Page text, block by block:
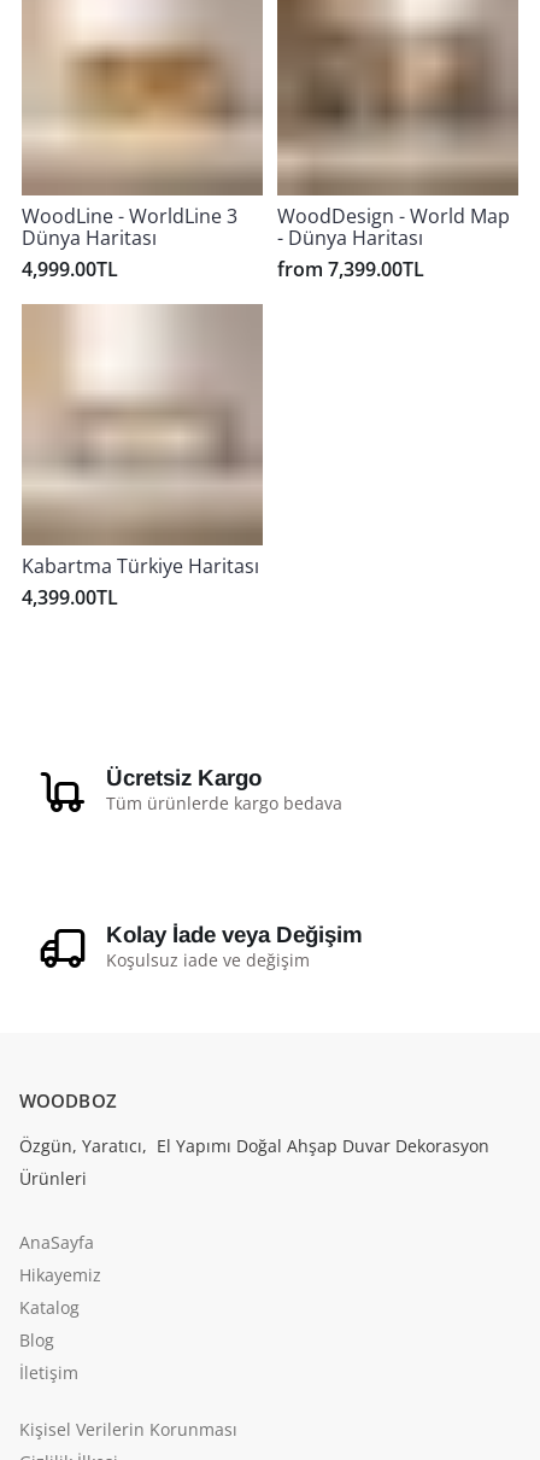
WoodLine - WorldLine 3
Dünya Haritası
4,999.00TL
WoodDesign - World Map
- Dünya Haritası
from 7,399.00TL
Kabartma Türkiye Haritası
4,399.00TL
Ücretsiz Kargo
Tüm ürünlerde kargo bedava
Kolay İade veya Değişim
Koşulsuz iade ve değişim
WOODBOZ
Özgün, Yaratıcı, El Yapımı Doğal Ahşap Duvar Dekorasyon
Ürünleri
AnaSayfa
Hikayemiz
Katalog
Blog
İletişim
Kişisel Verilerin Korunması